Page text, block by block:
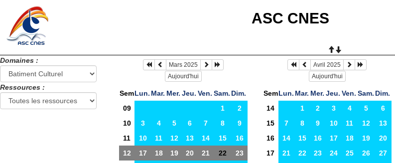
ASC CNES
Domaines :
Ressources :
Mars 2025
Aujourd'hui
SemLun. Mar. Mer. Jeu. Ven. Sam. Dim.
09
1
2
10
3 4 5 6 7 8
9
11
10 11 12 13 14 15
16
12
17 18 19 20 21 22
23
Avril 2025
Aujourd'hui
SemLun. Mar. Mer. Jeu. Ven. Sam. Dim.
14
1 2 3 4 5
6
15
7 8 9 10 11 12
13
16
14 15 16 17 18 19
20
17
21 22 23 24 25 26
27